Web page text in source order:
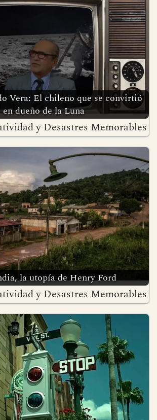
Vera: El chileno que se convirtió
en dueño de la Luna
y Desastres Memorables
la utopía de Henry Ford
y Desastres Memorables